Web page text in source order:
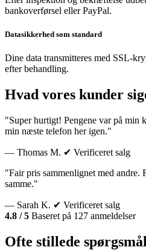
bankoverførsel eller PayPal.
Datasikkerhed som standard
Dine data transmitteres med SSL-
efter behandling.
Hvad vores kunder
"Super hurtigt! Pengene var på min
min næste telefon her igen."
— Thomas M. ✔ Verificeret salg
"Fair pris sammenlignet med andre.
samme."
— Sarah K. ✔ Verificeret salg
4.8 / 5 Baseret på 127 anmeldelser
Ofte stillede spørgsmål